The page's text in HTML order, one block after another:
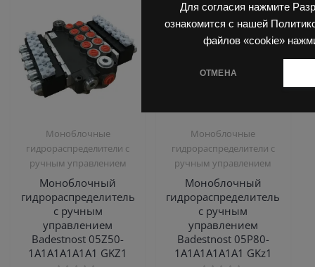
Для согласия нажмите
ознакомится с нашей
файлов «cookie»
ОТМЕНА
Моноблочные
гидрораспределители с
ручным управлением
Моноблочный
гидрораспределитель
с ручным
управлением
Badestnost 05Z50-
1А1А1А1А1А1 GKZ1
Моноблочные
гидрораспределители с
ручным управлением
Моноблочный
гидрораспределитель
с ручным
управлением
Badestnost 05Р80-
1А1А1A1А1А1 GKz1